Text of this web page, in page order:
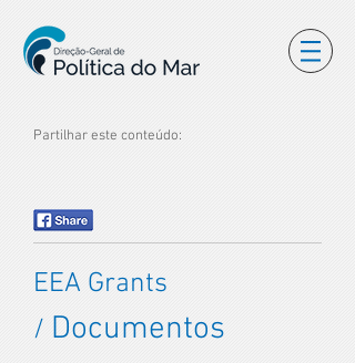
Partilhar este conteúdo:
EEA Grants
/ Documentos